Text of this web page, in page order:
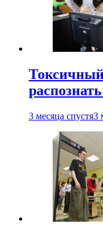
3 месяца спустя3